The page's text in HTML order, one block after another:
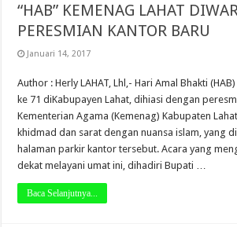
“HAB” KEMENAG LAHAT
PERESMIAN KANTOR BARU
Januari 14, 2017
Author : Herly LAHAT, Lhl,- Hari Amal Bhakti
ke 71 diKabupayen Lahat, dihiasi dengan
Kementerian Agama (Kemenag) Kabupaten
khidmad dan sarat dengan nuansa islam, yang
halaman parkir kantor tersebut. Acara yang
dekat melayani umat ini, dihadiri Bupati …
Baca Selanjutnya...